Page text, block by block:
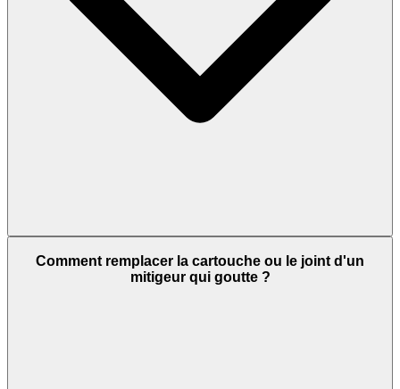
Comment remplacer la cartouche ou le joint d'un
mitigeur qui goutte ?